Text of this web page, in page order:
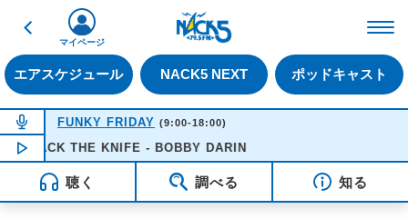
戻る
エアスケジュール NACK5 NEXT ポッドキャスト
マイページ
NOW ON AIR
FUNKY FRIDAY (9:00-18:00)
NOW PLAYING16:51
MACK THE KNIFE - BOBBY DARIN
聴く 調べる 知る